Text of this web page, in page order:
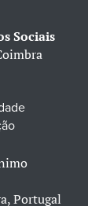
Sociais
Portugal